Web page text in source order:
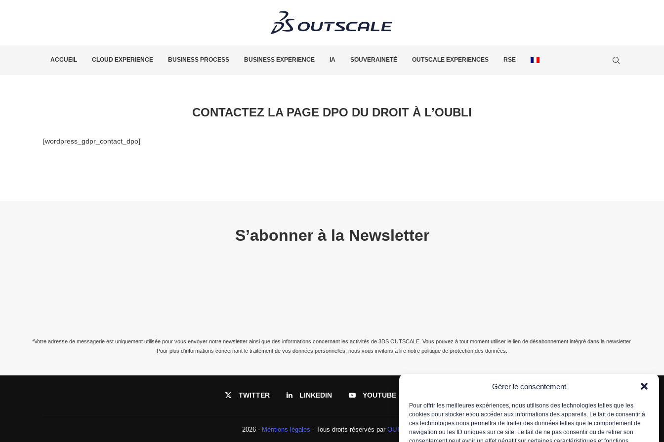
Gérer le consentement
Pour offrir les meilleures expériences, nous utilisons des technologies telles que les
cookies pour stocker et/ou accéder aux informations des appareils. Le fait de consentir à
ces technologies nous permettra de traiter des données telles que le comportement de
navigation ou les ID uniques sur ce site. Le fait de ne pas consentir ou de retirer son
ACCUEIL CLOUD EXPERIENCE BUSINESS PROCESS BUSINESS EXPERIENCE IA SOUVERAINETÉ OUTSCALE EXPERIENCES RSE
CONTACTEZ LA PAGE DPO DU DROIT À L’OUBLI
[wordpress_gdpr_contact_dpo]
S’abonner à la Newsletter
*Votre adresse de messagerie est uniquement utilisée pour vous envoyer notre newsletter ainsi que des informations concernant les activités de 3DS OUTSCALE. Vous pouvez à tout moment utiliser le lien de désabonnement intégré dans la newsletter.
Pour plus d'informations concernant le traitement de vos données personnelles, nous vous invitons à lire notre politique de protection des données.
TWITTER LINKEDIN YOUTUBE
2026 - Mentions légales - Tous droits réservés par OUTSCALE